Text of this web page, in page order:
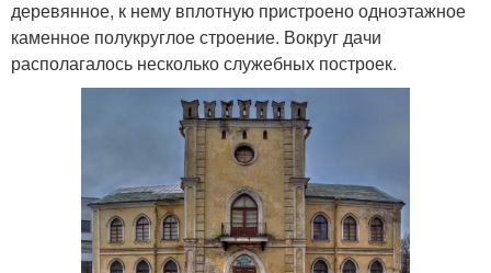
деревянное, к нему вплотную пристроено одноэтажное
каменное полукруглое строение. Вокруг дачи
располагалось несколько служебных построек.